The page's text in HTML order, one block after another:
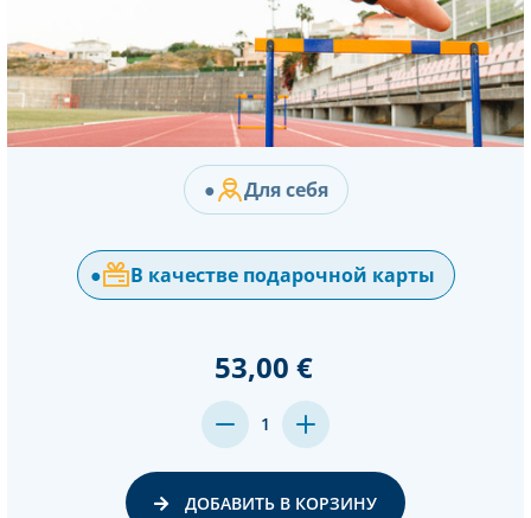
● Для себя
● В качестве подарочной карты
53,00 €
MENGE
VON
UNDEFINED
1
MENGE
VON
UNDEFINED
ДОБАВИТЬ В КОРЗИНУ